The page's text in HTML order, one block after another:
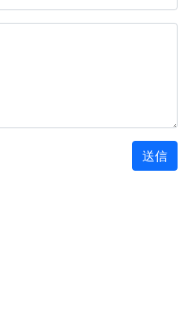
送信